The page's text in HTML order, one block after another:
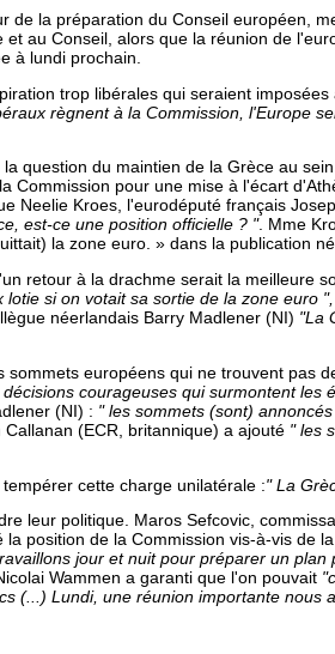
de la préparation du Conseil européen,
au Conseil, alors que la réunion de
à lundi prochain.
trop libérales qui seraient imposées
règnent à la Commission, l'Europe
question du maintien de la Grèce au
Commission pour une mise à l'écart
Neelie Kroes, l'eurodéputé français
est-ce une position officielle ? ". Mme
la zone euro. » dans la publication
retour à la drachme serait la meilleure
si on votait sa sortie de la zone euro ",
néerlandais Barry Madlener (NI) "La
sommets européens qui ne trouvent pas
courageuses qui surmontent les
(NI) : " les sommets (sont)
(ECR, britannique) a ajouté " les
cette charge unilatérale :" La
leur politique. Maros Sefcovic,
position de la Commission vis-à-vis de
jour et nuit pour préparer un
Wammen a garanti que l'on pouvait
(...) Lundi, une réunion importante nous